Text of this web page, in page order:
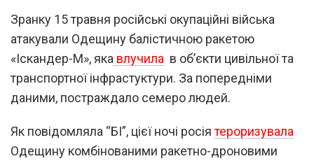
Зранку 15 травня російські окупаційні війська
атакували Одещину балістичною ракетою
«Іскандер-М», яка влучила в обʼєкти цивільної та
транспортної інфрастуктури. За попередніми
даними, постраждало семеро людей.
Як повідомляла “БІ”, цієї ночі росіятероризувала
Одещину комбінованими ракетно-дроновими